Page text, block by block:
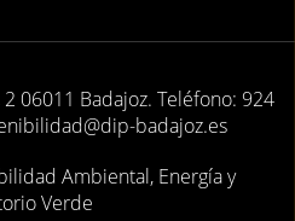
06011 Badajoz. Teléfono: 924
badajoz.es
Ambiental, Energía y
Verde